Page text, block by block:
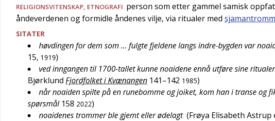
RELIGIONSVITENSKAP ETNOGRAFI person som etter gammel samisk
åndeverdenen og formidle åndenes vilje, via ritualer med
SITATER
høvdingen for dem som … fulgte fjeldene langs indre-bygden var
15, 1919)
ved inngangen til 1700-tallet kunne noaidene ennå utføre sine
Bjørklund Fjordfolket i Kvænangen 141–142 1985)
når noaiden spilte på en runebomme og joiket, kom han i transe og
spørsmål 158 2022)
noaidenes trommer ble gjemt eller ødelagt (Frøya Elisabeth Astrup